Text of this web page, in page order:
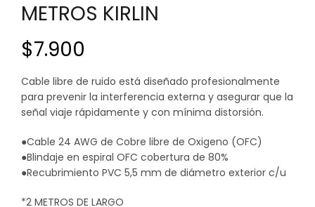
METROS KIRLIN
$7.900
Cable libre de ruido está diseñado profesionalmente
para prevenir la interferencia externa y asegurar que la
señal viaje rápidamente y con mínima distorsión.
●Cable 24 AWG de Cobre libre de Oxigeno (OFC)
●Blindaje en espiral OFC cobertura de 80%
●Recubrimiento PVC 5,5 mm de diámetro exterior c/u
*2 METROS DE LARGO